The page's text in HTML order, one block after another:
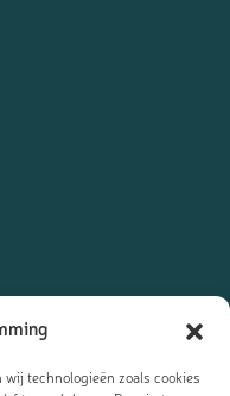
technologieën zoals cookies